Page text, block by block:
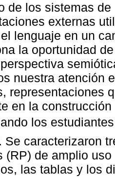
de los sistemas de
externas
lenguaje en un
la oportunidad
nuestra atención
representaciones
en la
los
Se caracterizaron
(RP) de amplio
las tablas y los